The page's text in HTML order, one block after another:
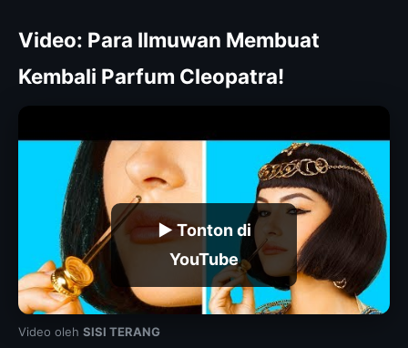
Video: Para Ilmuwan Membuat
Kembali Parfum Cleopatra!
▶ Tonton di
YouTube
Video oleh SISI TERANG